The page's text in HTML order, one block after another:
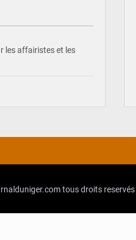
les affairistes et les
tous droits reservés